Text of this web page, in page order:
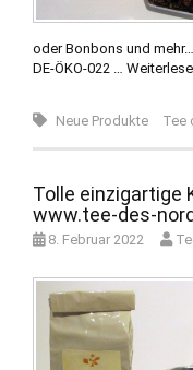
oder Bonbons und
DE-ÖKO-022 …
Neue Produkte Tee
Tolle einzigartige
www.tee-des-
8. Februar 2022